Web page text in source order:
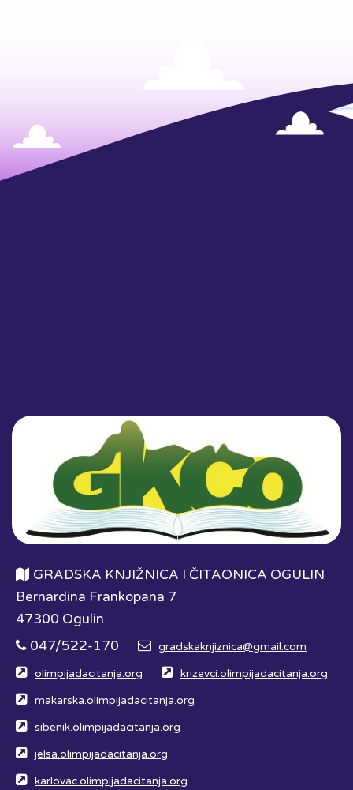
GRADSKA KNJIŽNICA I ČITAONICA OGULIN
Bernardina Frankopana 7
47300 Ogulin
047/522-170
gradskaknjiznica@gmail.com
olimpijadacitanja.org krizevci.olimpijadacitanja.org
makarska.olimpijadacitanja.org
sibenik.olimpijadacitanja.org
jelsa.olimpijadacitanja.org
karlovac.olimpijadacitanja.org